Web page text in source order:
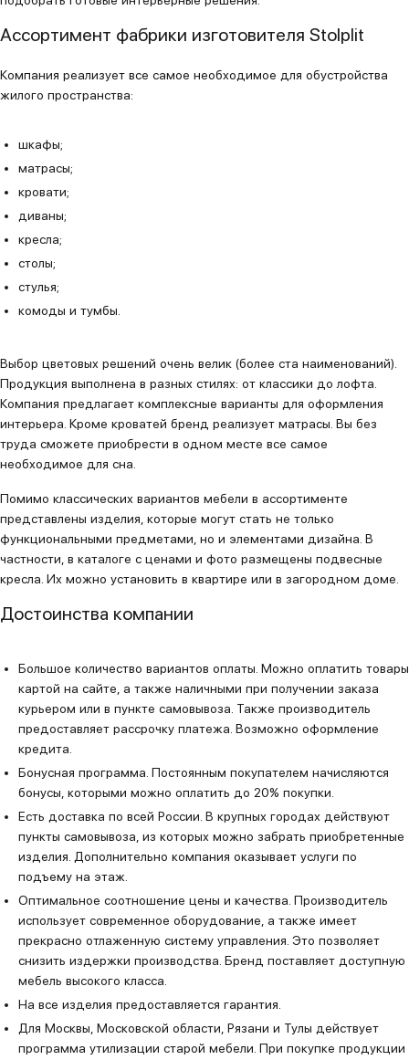
Ассортимент фабрики изготовителя Stolplit
Компания реализует все самое необходимое для обустройства
жилого пространства:
шкафы;
матрасы;
кровати;
диваны;
кресла;
столы;
стулья;
комоды и тумбы.
Выбор цветовых решений очень велик (более ста наименований).
Продукция выполнена в разных стилях: от классики до лофта.
Компания предлагает комплексные варианты для оформления
интерьера. Кроме кроватей бренд реализует матрасы. Вы без
труда сможете приобрести в одном месте все самое
необходимое для сна.
Помимо классических вариантов мебели в ассортименте
представлены изделия, которые могут стать не только
функциональными предметами, но и элементами дизайна. В
частности, в каталоге с ценами и фото размещены подвесные
кресла. Их можно установить в квартире или в загородном доме.
Достоинства компании
Большое количество вариантов оплаты. Можно оплатить товары
картой на сайте, а также наличными при получении заказа
курьером или в пункте самовывоза. Также производитель
предоставляет рассрочку платежа. Возможно оформление
кредита.
Бонусная программа. Постоянным покупателем начисляются
бонусы, которыми можно оплатить до 20% покупки.
Есть доставка по всей России. В крупных городах действуют
пункты самовывоза, из которых можно забрать приобретенные
изделия. Дополнительно компания оказывает услуги по
подъему на этаж.
Оптимальное соотношение цены и качества. Производитель
использует современное оборудование, а также имеет
прекрасно отлаженную систему управления. Это позволяет
снизить издержки производства. Бренд поставляет доступную
мебель высокого класса.
На все изделия предоставляется гарантия.
Для Москвы, Московской области, Рязани и Тулы действует
программа утилизации старой мебели. При покупке продукции